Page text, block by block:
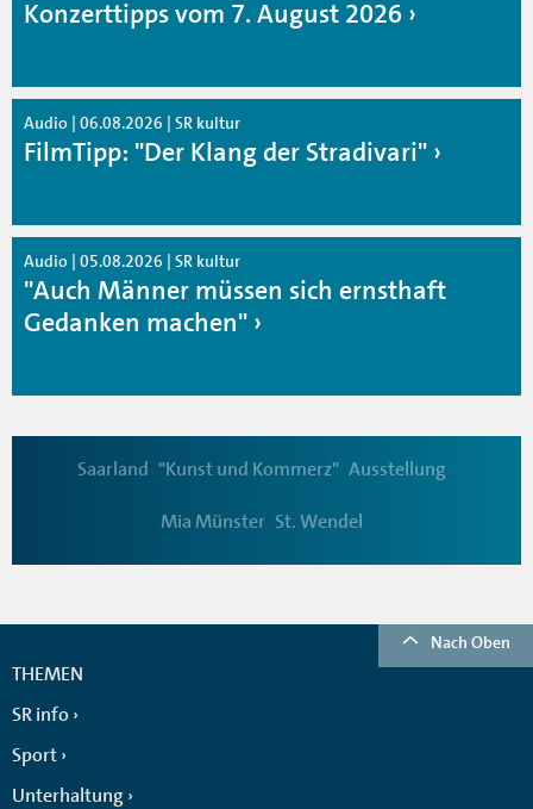
Konzerttipps vom 7. August 2026
Audio | 06.08.2026 | SR kultur
FilmTipp: "Der Klang der Stradivari"
Audio | 05.08.2026 | SR kultur
"Auch Männer müssen sich ernsthaft
Gedanken machen"
Saarland "Kunst und Kommerz" Ausstellung
Mia Münster St. Wendel
Nach Oben
THEMEN
SR info
Sport
Unterhaltung